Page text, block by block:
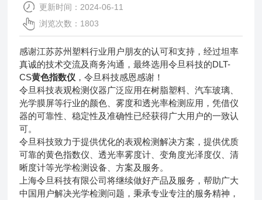
更新时间：2024-06-11
浏览次数：1803
感谢江苏苏州塑料行业用户朋友的认可和支持，经过坦率
真诚的技术交流及商务沟通，最终选用令旦科技的DLT-
CS黄色指数仪 ，令旦科技感恩感谢！
令旦科技表观检测仪器广泛应用在树脂塑料、汽车玻璃、
光学膜屏等行业的颜色、雾度和透光率检测应用，凭借仪
器的可靠性、稳定性及准确性已经获得广大用户的一致认
可。
令旦科技致力于提供优化的表观检测解决方案，提供优质
可靠的黄色指数仪、透光率雾度计、变角度光泽度仪、清
晰度计等光学检测设备、方案及服务。
上海令旦科技有限公司将继续做好产品及服务，帮助广大
中国用户解决光学检测问题，秉承专业专注的服务精神，